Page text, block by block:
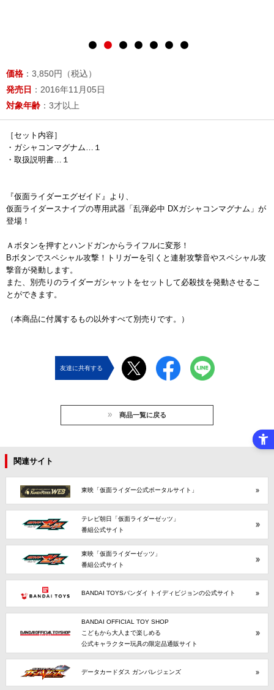
価格 ：3,850円（税込）
発売日 ：2016年11月05日
対象年齢 ：3才以上
［セット内容］
・ガシャコンマグナム…１
・取扱説明書…１
『仮面ライダーエグゼイド』より、
仮面ライダースナイプの専用武器「乱弾必中 DXガシャコンマグナム」が
登場！
Ａボタンを押すとハンドガンからライフルに変形！
Bボタンでスペシャル攻撃！トリガーを引くと連射攻撃音やスペシャル攻
撃音が発動します。
また、別売りのライダーガシャットをセットして必殺技を発動させるこ
とができます。
（本商品に付属するもの以外すべて別売りです。）
友達に共有する
商品一覧に戻る
関連サイト
東映「仮面ライダー公式ポータルサイト」
テレビ朝日「仮面ライダーゼッツ」
番組公式サイト
東映「仮面ライダーゼッツ」
番組公式サイト
BANDAI TOYSバンダイ トイディビジョンの公式サイト
BANDAI OFFICIAL TOY SHOP
こどもから大人まで楽しめる
公式キャラクター玩具の限定品通販サイト
データカードダス ガンバレジェンズ